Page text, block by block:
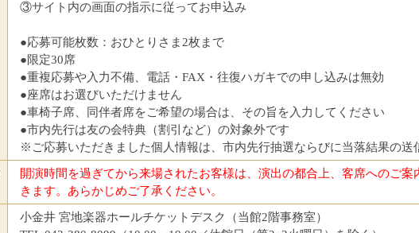
③サイト内の画面の指示に従ってお申込み
●応募可能枚数：おひとりさま2枚まで
●限定30席
●重複応募や入力不備、電話・FAX・往復ハガキでの申し込みは無効
●座席はお選びいただけません
●車椅子席、同伴者席をご希望の場合は、その旨を入力してください
●市内先行は友の会特典（割引など）の対象外です
※ご応募いただきました個人情報は、市内先行抽選ならびに当落結果の送
開演時間を過ぎてから来場されたお客様は、演出の都合上、客席へのご
きます。あらかじめご了承ください。
小金井 宮地楽器ホールチケットデスク（当館2階事務室）